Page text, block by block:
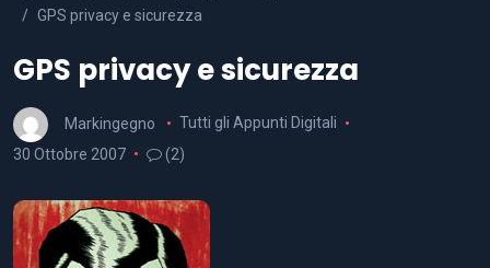
GPS privacy e sicurezza
GPS privacy e sicurezza
Markingegno
Tutti gli Appunti Digitali
30 Ottobre 2007
(2)